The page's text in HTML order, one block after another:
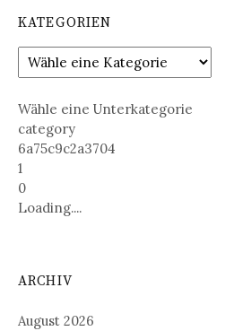
KATEGORIEN
Wähle eine Unterkategorie
category
6a75c9c2a3704
1
0
Loading....
ARCHIV
August 2026